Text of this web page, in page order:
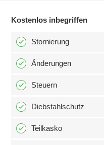
Kostenlos inbegriffen
Stornierung
Änderungen
Steuern
Diebstahlschutz
Teilkasko